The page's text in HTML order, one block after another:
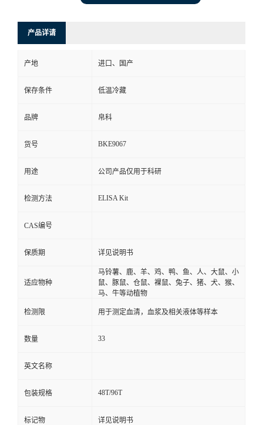
产品详请
产地 进口、国产
保存条件 低温冷藏
品牌 帛科
货号 BKE9067
用途 公司产品仅用于科研
检测方法 ELISA Kit
CAS编号
保质期 详见说明书
适应物种
马铃薯、鹿、羊、鸡、鸭、鱼、人、大鼠、小
鼠、豚鼠、仓鼠、裸鼠、兔子、猪、犬、猴、
马、牛等动植物
检测限 用于测定血清，血浆及相关液体等样本
数量 33
英文名称
包装规格 48T/96T
标记物 详见说明书